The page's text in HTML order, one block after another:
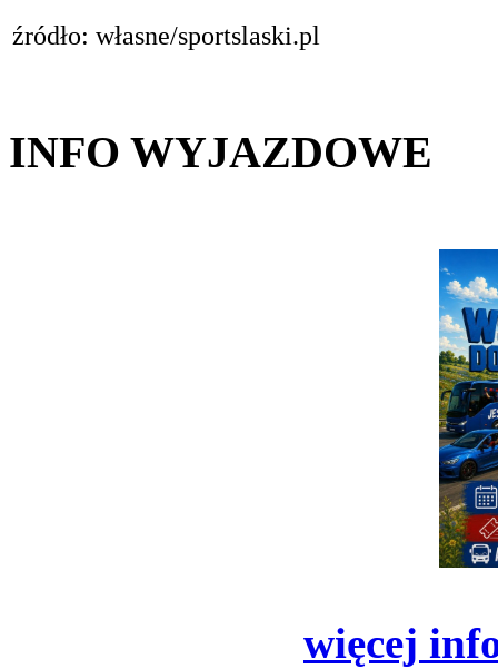
źródło: własne/sportslaski.pl
INFO WYJAZDOWE
więcej